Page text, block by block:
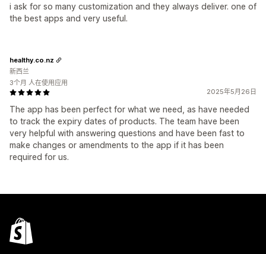
i ask for so many customization and they always deliver. one of
the best apps and very useful.
2025年5月26日
The app has been perfect for what we need, as have needed
to track the expiry dates of products. The team have been
very helpful with answering questions and have been fast to
make changes or amendments to the app if it has been
required for us.
healthy.co.nz
新西兰
3个月 人在使用应用